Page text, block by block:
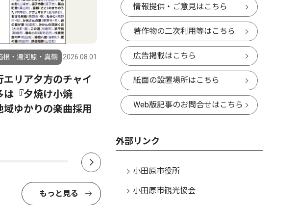
根・湯河原・真鶴 2026.08.01
エリア夕方のチャイ
『夕焼け小焼
ゆかりの楽曲採用
トップニュース 教育
小田原・箱根・湯河原・真鶴
小田原市 全小中学校を一貫
校へ 2031年度から順次再編
自宅便
日５回分
もっと見る
情報提供・ご意見はこちら
著作物の二次利用等はこちら
広告掲載はこちら
紙面の設置場所はこちら
Web版記事のお問合せはこちら
外部リンク
小田原市役所
小田原市観光協会